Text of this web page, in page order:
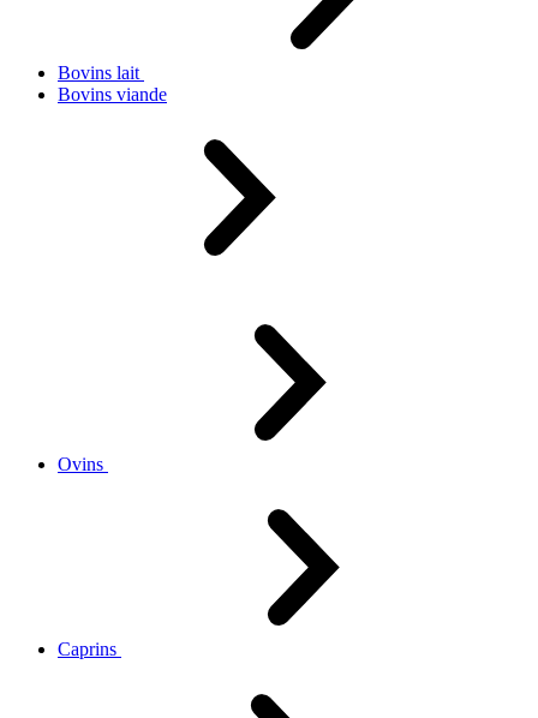
Bovins lait
Bovins viande
Ovins
Caprins